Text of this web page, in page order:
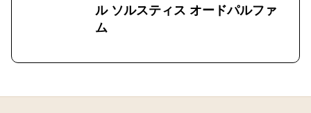
ル ソルスティス オードパルファ
ム